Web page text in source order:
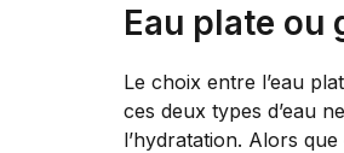
Eau plate ou
Le choix entre l’eau
ces deux types d’eau
l’hydratation. Alors